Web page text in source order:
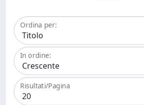
Ordina per:
In ordine:
Risultati/Pagina